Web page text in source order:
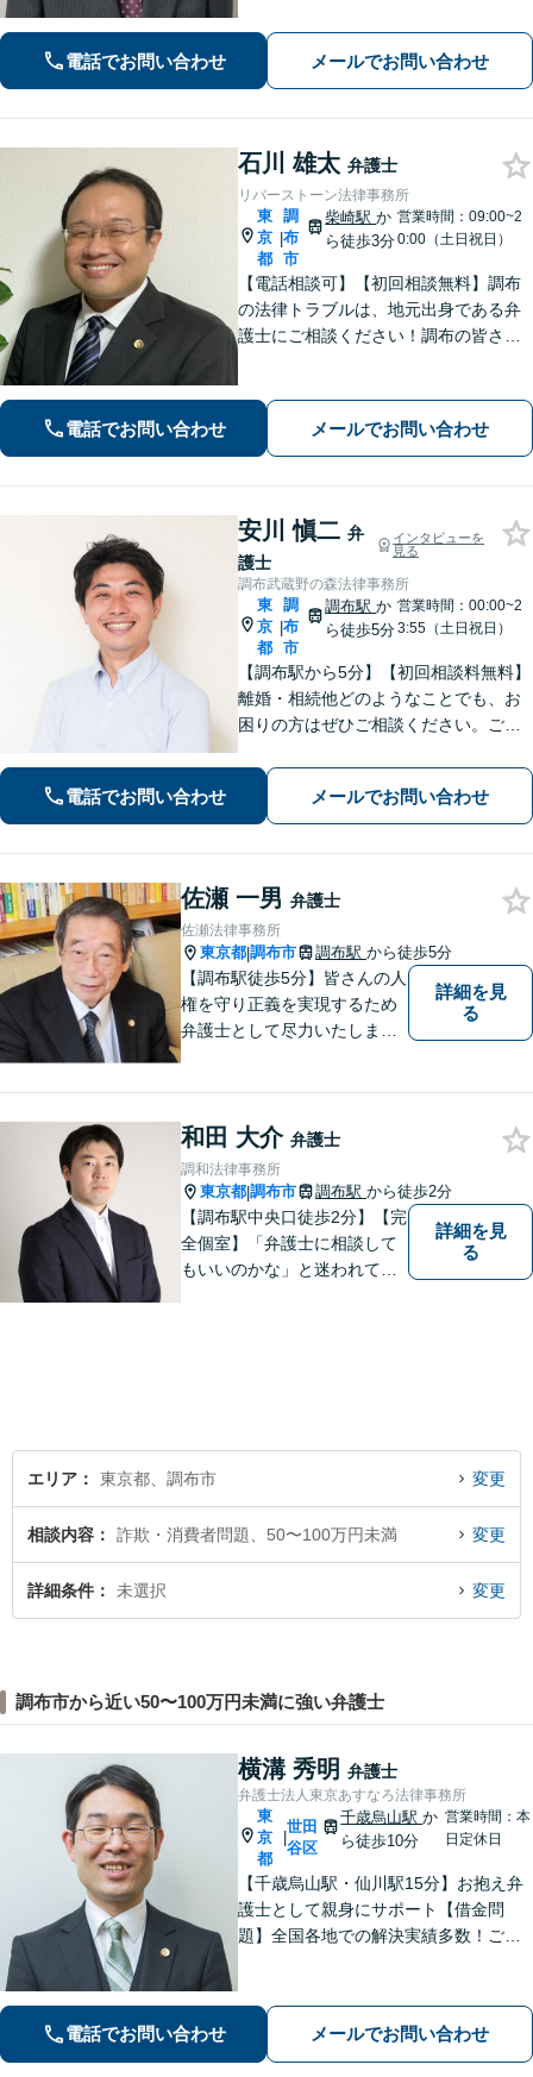
題】熟年離婚や離婚を検討中の方もお
気軽にご相談ください【調布駅4分】
電話でお問い合わせ メールでお問い合わせ
石川 雄太 弁護士
リバーストーン法律事務所
東
京
都
|
調
布
市
柴崎駅か
ら徒歩3分
営業時間：09:00~2
0:00（土日祝日）
【電話相談可】【初回相談無料】調布
の法律トラブルは、地元出身である弁
護士にご相談ください！調布の皆さま
とでも大丈夫ですので、まずはご相談
ください【柴崎駅3分】【出張相談も
電話でお問い合わせ メールでお問い合わせ
安川 愼二 弁
護士
インタビューを
見る
調布武蔵野の森法律事務所
東
京
都
|
調
布
市
調布駅か
ら徒歩5分
営業時間：00:00~2
3:55（土日祝日）
【調布駅から5分】【初回相談料無料】
離婚・相続他どのようなことでも、お
困りの方はぜひご相談ください。ご連
させていただきます。
電話でお問い合わせ メールでお問い合わせ
佐瀬 一男 弁護士
佐瀬法律事務所
東京都|調布市 調布駅 から徒歩5分
【調布駅徒歩5分】皆さんの人
権を守り正義を実現するため
弁護士として尽力いたしま
詳細を見
る
和田 大介 弁護士
調和法律事務所
東京都|調布市 調布駅 から徒歩2分
【調布駅中央口徒歩2分】【完
全個室】「弁護士に相談して
もいいのかな」と迷われてい
詳細を見
る
エリア 東京都、調布市 変更
相談内容 詐欺・消費者問題、50〜100万円未満 変更
詳細条件 未選択 変更
調布市から近い50〜100万円未満に強い弁護士
横溝 秀明 弁護士
弁護士法人東京あすなろ法律事務所
東
京
都
世田
谷区
千歳烏山駅か
ら徒歩10分
営業時間：本
日定休日
【千歳烏山駅・仙川駅15分】お抱え弁
護士として親身にサポート【借金問
題】全国各地での解決実績多数！ご相
【相続・遺言】協議・調停・裁判に幅
広く対応【分割払い対応】【電話相談
OK】
電話でお問い合わせ メールでお問い合わせ